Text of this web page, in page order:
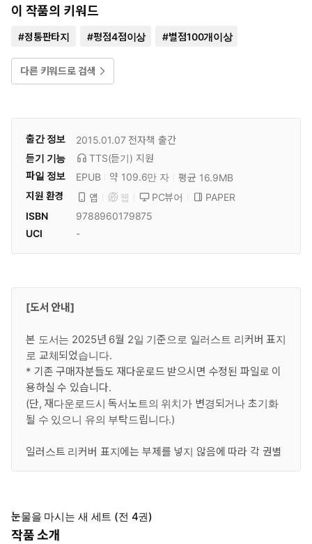
이 작품의 키워드
#정통판타지 #평점4점이상 #별점100개이상
다른 키워드로 검색
출간 정보 2015.01.07 전자책 출간
듣기 기능
TTS(듣기) 지원
파일 정보
EPUB 약 109.6만 자
평균 16.9MB
지원 환경
앱 웹 PC뷰어
PAPER
ISBN
9788960179875
UCI
-
[도서 안내]
본 도서는 2025년 6월 2일 기준으로 일러스트 리커버 표지
로 교체되었습니다.
* 기존 구매자분들도 재다운로드 받으시면 수정된 파일로 이
용하실 수 있습니다.
(단, 재다운로드시 독서노트의 위치가 변경되거나 초기화
될 수 있으니 유의 부탁드립니다.)
일러스트 리커버 표지에는 부제를 넣지 않음에 따라 각 권별
눈물을 마시는 새 세트 (전 4권)
작품 소개